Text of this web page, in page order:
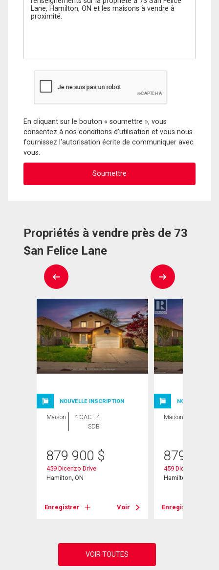
En cliquant sur le bouton « soumettre », vous
consentez à nos conditions d'utilisation et vous nous
fournissez l'autorisation écrite de communiquer avec
vous.
Propriétés à vendre près de 73
San Felice Lane
NOUVELLE INSCRIPTION
Maison
4 CAC , 4
SDB
879 900 $
459 Dicenzo Drive
Hamilton, ON
Enregistrer Voir
NOUVELLE
Maison
879 900
459 Dicenzo Drive
Hamilton, ON
Enregistrer